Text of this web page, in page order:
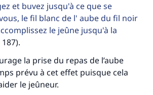
et buvez jusqu'à ce que se
le fil blanc de l' aube du fil noir
le jeûne jusqu'à la
la prise du repas de l’aube
prévu à cet effet puisque cela
le jeûneur.